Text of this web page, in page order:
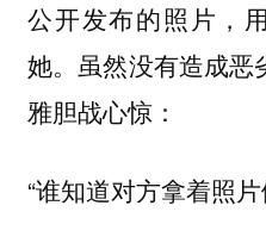
公开发布的照片，
她。虽然没有造成
雅胆战心惊：
“谁知道对方拿着照